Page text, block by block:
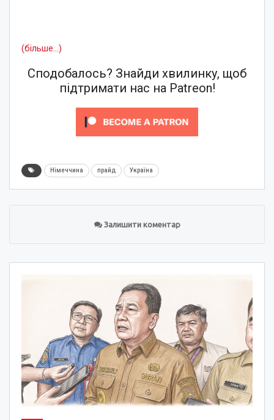
(більше…)
Сподобалось? Знайди хвилинку, щоб
підтримати нас на Patreon!
Німеччина прайд Україна
Залишити коментар